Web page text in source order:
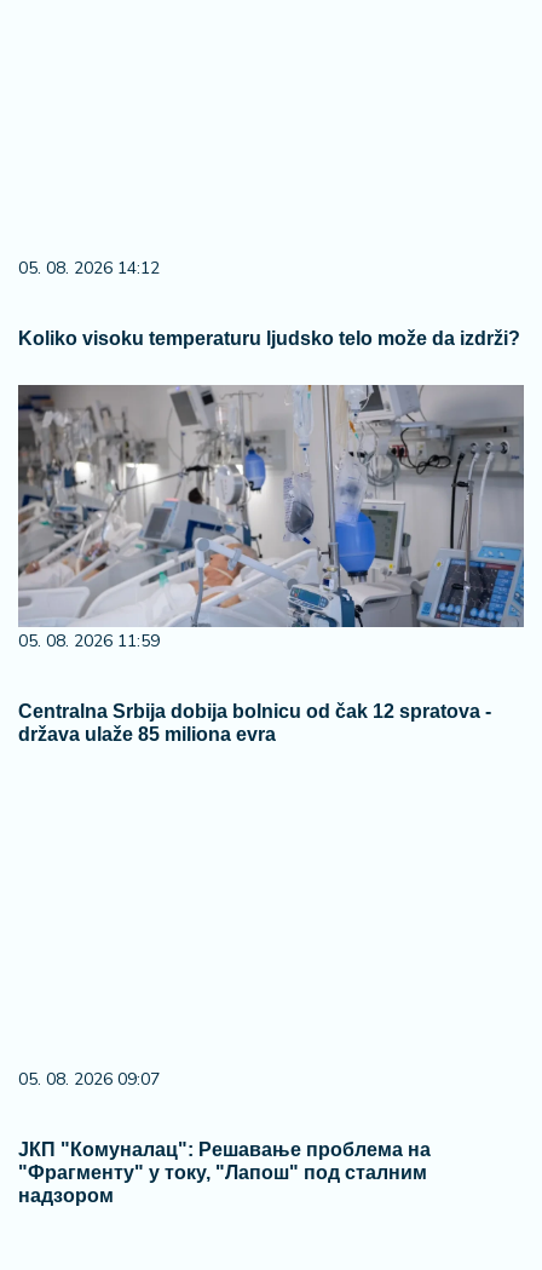
05. 08. 2026 14:12
Koliko visoku temperaturu ljudsko telo može da izdrži?
05. 08. 2026 11:59
Centralna Srbija dobija bolnicu od čak 12 spratova -
država ulaže 85 miliona evra